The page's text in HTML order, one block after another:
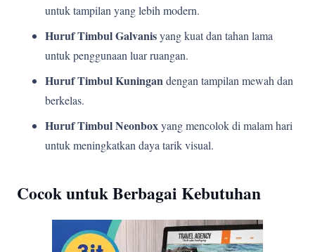
untuk tampilan yang lebih modern.
Huruf Timbul Galvanisyang kuat dan tahan lama
untuk penggunaan luar ruangan.
Huruf Timbul Kuningandengan tampilan mewah dan
berkelas.
Huruf Timbul Neonboxyang mencolok di malam hari
untuk meningkatkan daya tarik visual.
Cocok untuk Berbagai Kebutuhan